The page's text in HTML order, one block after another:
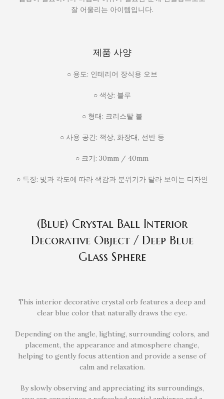
잘 어울리는 아이템입니다.
제품 사양
○ 용도: 인테리어 장식용 오브
○ 색상: 블루
○ 형태: 크리스탈 볼
○ 사용 공간: 책상, 화장대, 선반 등
○ 크기: 30mm / 40mm
○ 특징: 빛과 각도에 따라 색감과 분위기가 달라 보이는 디자인
(Blue) Crystal Ball Interior
Decorative Object / Deep Blue
Glass Sphere
This interior decorative crystal orb features a deep and
clear blue color that naturally draws the eye.
Depending on the angle, lighting, surrounding colors, and
placement, the appearance and atmosphere change,
helping to gently focus attention and provide a sense of
calm and relaxation.
By slowly observing and appreciating its surroundings,